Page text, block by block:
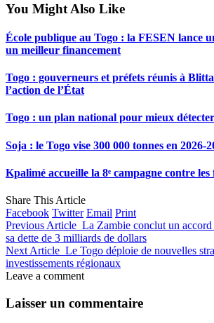
You Might Also Like
École publique au Togo : la FESEN lance
un meilleur financement
Togo : gouverneurs et préfets réunis à
l’action de l’État
Togo : un plan national pour mieux
Soja : le Togo vise 300 000 tonnes en 2026-
Kpalimé accueille la 8ᵉ campagne contre
Share This Article
Facebook Twitter Email Print
Previous Article La Zambie conclut un
sa dette de 3 milliards de dollars
Next Article Le Togo déploie de nouvelles
investissements régionaux
Leave a comment
Laisser un commentaire